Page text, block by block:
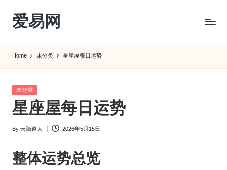
Skip
content
爱易网
转
农
历
历
询
_2ebc.com
Home 未分类 星座屋每日运势
Posted
未分类
星座屋每日运势
Posted
By 云隐道人 2026年5月15日
整体运势总览